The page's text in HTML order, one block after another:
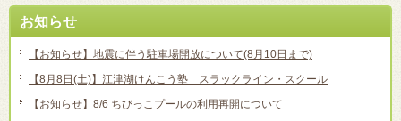
お知らせ
【お知らせ】地震に伴う駐車場開放について(8月10日まで)
【8月8日(土)】江津湖けんこう塾 スラックライン・スクール
【お知らせ】8/6 ちびっこプールの利用再開について